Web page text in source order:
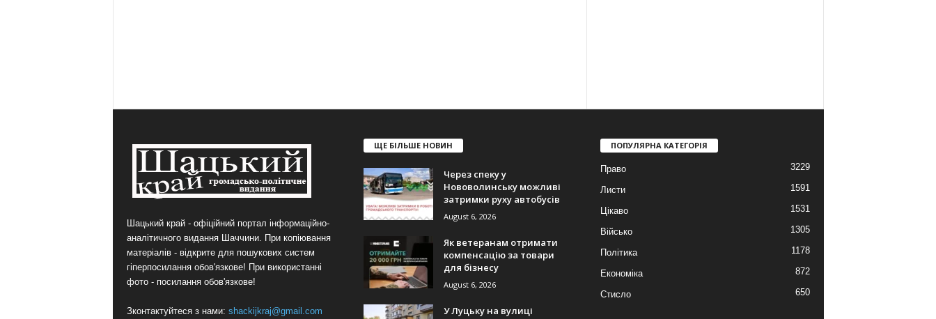
Шацький край - офіційний портал інформаційно-
аналітичного видання Шаччини. При копіювання
матеріалів - відкрите для пошукових систем
гіперпосилання обов'язкове! При використанні
фото - посилання обов'язкове!
Зконтактуйтеся з нами: shackijkraj@gmail.com
ЩЕ БІЛЬШЕ НОВИН
Через спеку у
Нововолинську можливі
затримки руху автобусів
August 6, 2026
Як ветеранам отримати
компенсацію за товари
для бізнесу
August 6, 2026
У Луцьку на вулиці
ПОПУЛЯРНА КАТЕГОРІЯ
Право 3229
Листи 1591
Цікаво 1531
Військо 1305
Політика 1178
Економіка 872
Стисло 650